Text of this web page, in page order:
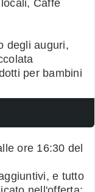
Caffè
degli auguri,
per bambini
ore 16:30 del
e tutto